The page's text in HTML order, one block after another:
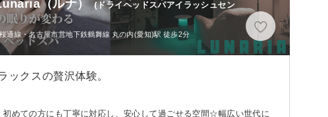
（ルナ） (ドライヘッドスパアイラッシュセン
通線・名古屋市営地下鉄鶴舞線 丸の内(愛知)駅 徒歩2分
ックスの贅沢体験。
めての方にも丁寧に対応し、安心して過ごせる空間☆幅広い世代に